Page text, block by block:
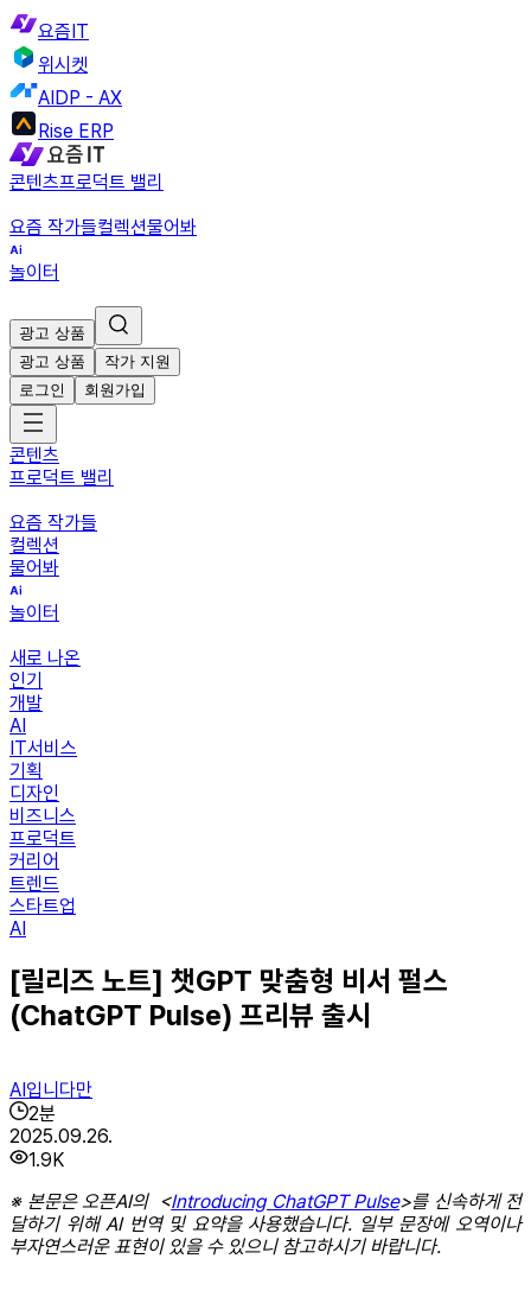
요즘IT
위시켓
AIDP - AX
Rise ERP
콘텐츠프로덕트 밸리
요즘 작가들컬렉션물어봐
놀이터
광고 상품
광고 상품
작가 지원
로그인
회원가입
콘텐츠
프로덕트 밸리
요즘 작가들
컬렉션
물어봐
놀이터
새로 나온
인기
개발
AI
IT서비스
기획
디자인
비즈니스
프로덕트
커리어
트렌드
스타트업
AI
[릴리즈 노트] 챗GPT 맞춤형 비서 펄스
(ChatGPT Pulse) 프리뷰 출시
AI입니다만
2분
2025.09.26.
1.9K
※ 본문은 오픈AI의 <Introducing ChatGPT Pulse>를 신속하게 전
달하기 위해 AI 번역 및 요약을 사용했습니다. 일부 문장에 오역이나
부자연스러운 표현이 있을 수 있으니 참고하시기 바랍니다.